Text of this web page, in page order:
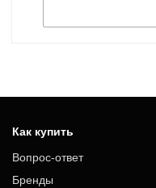
Как купить
Вопрос-ответ
Бренды